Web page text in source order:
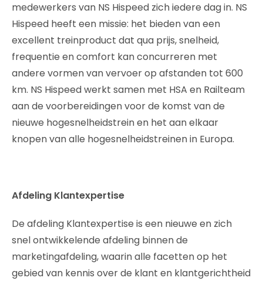
medewerkers van NS Hispeed zich iedere dag in. NS
Hispeed heeft een missie: het bieden van een
excellent treinproduct dat qua prijs, snelheid,
frequentie en comfort kan concurreren met
andere vormen van vervoer op afstanden tot 600
km. NS Hispeed werkt samen met HSA en Railteam
aan de voorbereidingen voor de komst van de
nieuwe hogesnelheidstrein en het aan elkaar
knopen van alle hogesnelheidstreinen in Europa.
Afdeling Klantexpertise
De afdeling Klantexpertise is een nieuwe en zich
snel ontwikkelende afdeling binnen de
marketingafdeling, waarin alle facetten op het
gebied van kennis over de klant en klantgerichtheid